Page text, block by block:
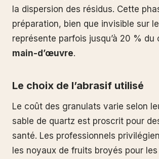
la dispersion des résidus. Cette
préparation, bien que invisible sur
représente parfois jusqu’à 20 % du
main-d’œuvre.
Le choix de l’abrasif utilisé
Le coût des granulats varie selon
sable de quartz est proscrit pour
santé. Les professionnels
les noyaux de fruits broyés pour